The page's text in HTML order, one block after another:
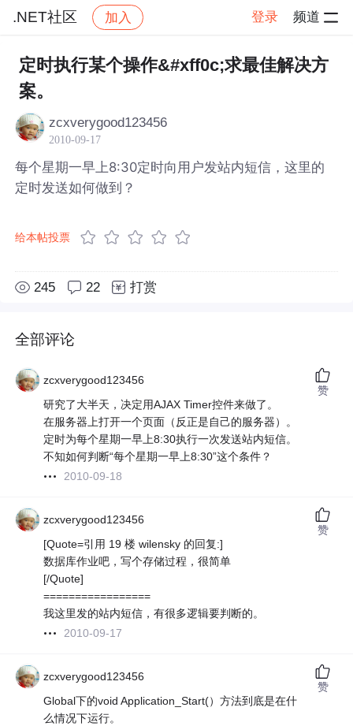
.NET社区 加入 登录 频道
社区 .NET社区 帖子详情
定时执行某个操作&#xff0c;求最佳解决方
案。
zcxverygood123456
2010-09-17
每个星期一早上8:30定时向用户发站内短信，这里的
定时发送如何做到？
给本帖投票
245 22 打赏
全部评论
zcxverygood123456
研究了大半天，决定用AJAX Timer控件来做了。
在服务器上打开一个页面（反正是自己的服务器）。
定时为每个星期一早上8:30执行一次发送站内短信。
不知如何判断“每个星期一早上8:30”这个条件？
2010-09-18
赞
zcxverygood123456
[Quote=引用 19 楼 wilensky 的回复:]
数据库作业吧，写个存储过程，很简单
[/Quote]
=================
我这里发的站内短信，有很多逻辑要判断的。
2010-09-17
赞
zcxverygood123456
Global下的void Application_Start(）方法到底是在什
么情况下运行。
赞